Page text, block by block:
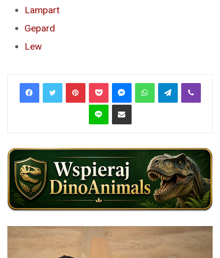
Lampart
Gepard
Lew
PinterestPocket MessengerWhatsAppTelegramViber
Line Share via Email